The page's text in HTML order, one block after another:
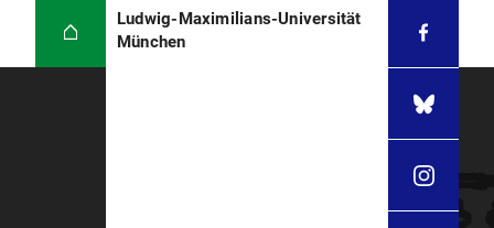
Ludwig-Maximilians-Universität
München